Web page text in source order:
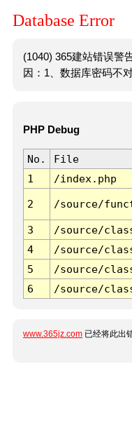
Database Error
(1040) 365建站错误警
因：1、数据库密码不
PHP Debug
No. File
1
/index.php
2 /source/
3 /source/
4
/source/
5
/source/
6
/source/
www.365jz.com 已经将此出